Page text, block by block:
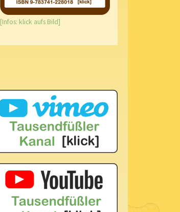
[Infos: klick aufs Bild]